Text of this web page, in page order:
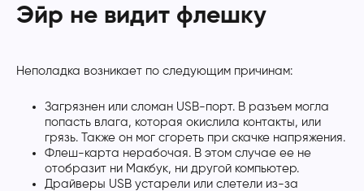
Эйр не видит флешку
Неполадка возникает по следующим причинам:
Загрязнен или сломан USB-порт. В разъем могла
попасть влага, которая окислила контакты, или
грязь. Также он мог сгореть при скачке напряжения.
Флеш-карта нерабочая. В этом случае ее не
отобразит ни Макбук, ни другой компьютер.
Драйверы USB устарели или слетели из-за